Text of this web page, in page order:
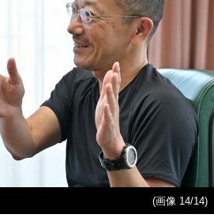
(画像 14/14)